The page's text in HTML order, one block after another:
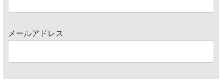
メールアドレス